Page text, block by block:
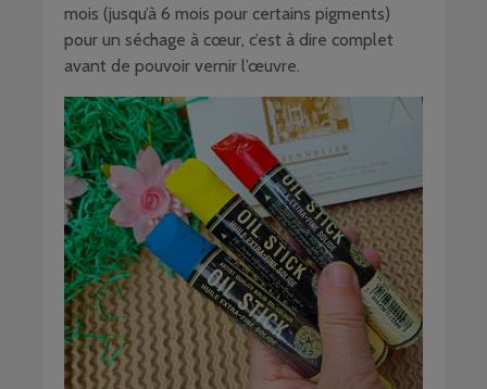
mois (jusqu’à 6 mois pour certains pigments)
pour un séchage à cœur, c’est à dire complet
avant de pouvoir vernir l’œuvre.